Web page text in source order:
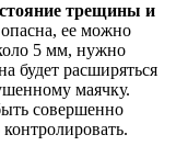
трещины и
ее можно
5 мм, нужно
будет расширяться
маячку.
совершенно